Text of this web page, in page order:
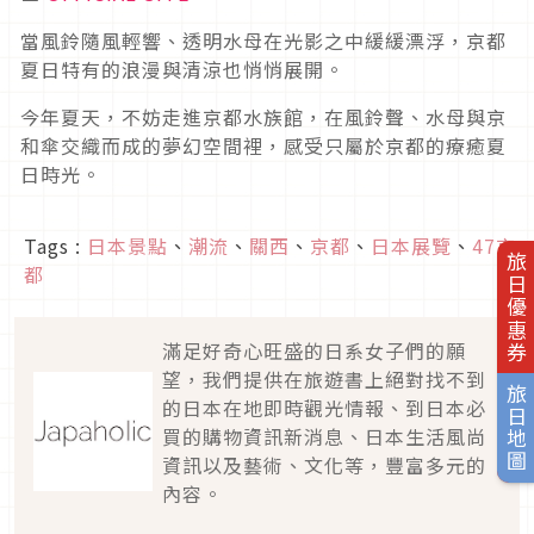
旅日優惠券
旅日地圖
當風鈴隨風輕響、透明水母在光影之中緩緩漂浮，京都
夏日特有的浪漫與清涼也悄悄展開。
今年夏天，不妨走進京都水族館，在風鈴聲、水母與京
和傘交織而成的夢幻空間裡，感受只屬於京都的療癒夏
日時光。
Tags : 日本景點 、 潮流 、 關西 、 京都 、 日本展覽 、 47京
都
滿足好奇心旺盛的日系女子們的願
望，我們提供在旅遊書上絕對找不到
的日本在地即時觀光情報、到日本必
買的購物資訊新消息、日本生活風尚
資訊以及藝術、文化等，豐富多元的
內容。